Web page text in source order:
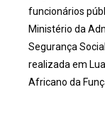
funcionários
Ministério da
Segurança
realizada em
Africano da